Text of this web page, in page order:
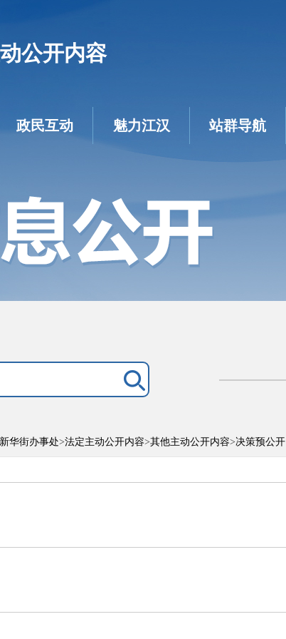
公开内容
政民互动 魅力江汉 站群导航
华街办事处>法定主动公开内容>其他主动公开内容>决策预公开